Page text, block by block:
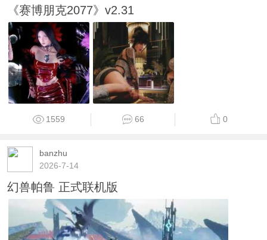
《赛博朋克2077》v2.31
1559 66 0
banzhu
2026-7-14
幻兽帕鲁 正式联机版